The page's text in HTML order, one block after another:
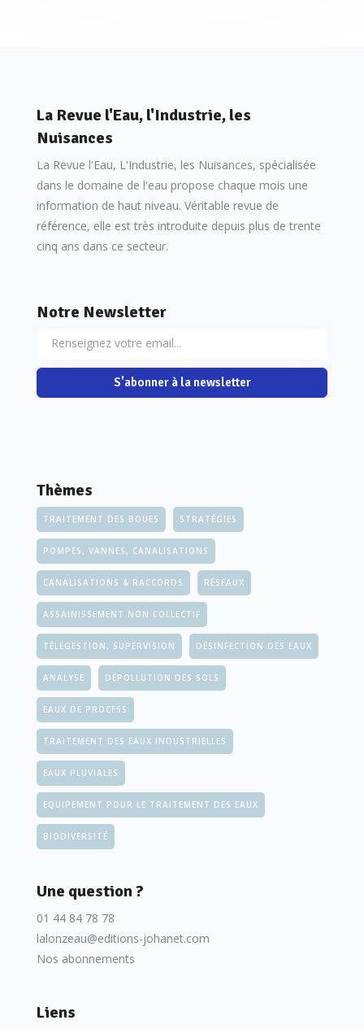
La Revue l'Eau, l'Industrie, les
Nuisances
La Revue l'Eau, L'Industrie, les Nuisances, spécialisée
dans le domaine de l'eau propose chaque mois une
information de haut niveau. Véritable revue de
référence, elle est très introduite depuis plus de trente
cinq ans dans ce secteur.
Notre Newsletter
S'abonner à la newsletter
Thèmes
TRAITEMENT DES BOUES STRATÉGIES
POMPES, VANNES, CANALISATIONS
CANALISATIONS & RACCORDS RÉSEAUX
ASSAINISSEMENT NON COLLECTIF
TÉLÉGESTION, SUPERVISION DÉSINFECTION DES EAUX
ANALYSE DÉPOLLUTION DES SOLS
EAUX DE PROCESS
TRAITEMENT DES EAUX INDUSTRIELLES
EAUX PLUVIALES
EQUIPEMENT POUR LE TRAITEMENT DES EAUX
BIODIVERSITÉ
Une question ?
01 44 84 78 78
lalonzeau@editions-johanet.com
Nos abonnements
Liens